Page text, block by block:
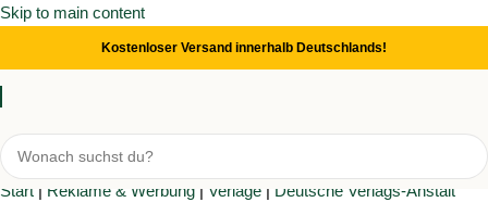
Skip to main content
Kostenloser Versand innerhalb Deutschlands!
Start | Reklame & Werbung | Verlage | Deutsche Verlags-Anstalt